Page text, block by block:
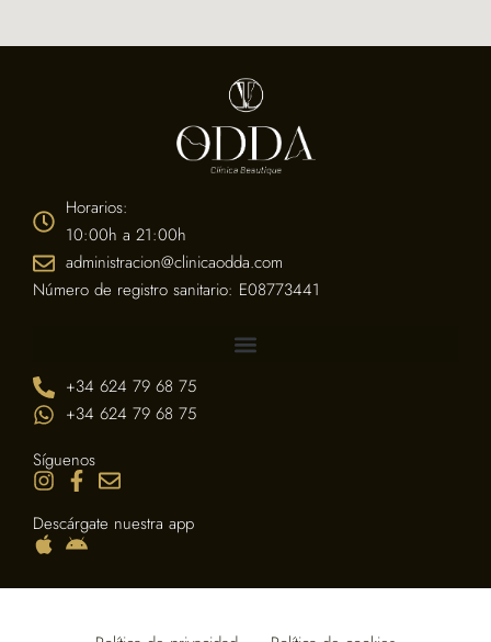
Horarios:
10:00h a 21:00h
administracion@clinicaodda.com
Número de registro sanitario: E08773441
+34 624 79 68 75
+34 624 79 68 75
Síguenos
Descárgate nuestra app